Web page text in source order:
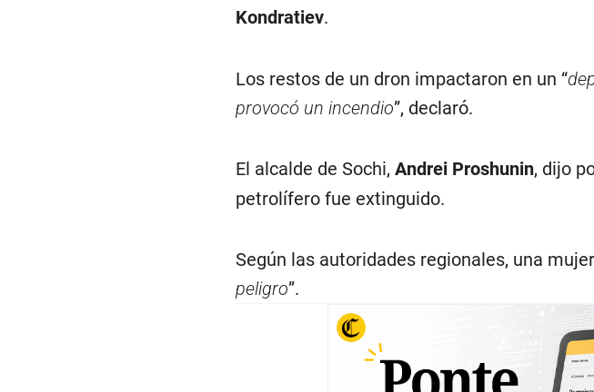
Kondratiev.
Los restos de un dron impactaron en un “
provocó un incendio”, declaró.
El alcalde de Sochi, Andrei Proshunin, dijo
petrolífero fue extinguido.
Según las autoridades regionales, una
peligro”.